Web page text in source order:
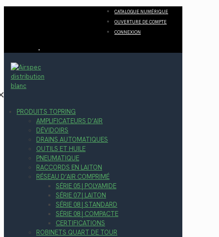
CATALOGUE NUMÉRIQUE
OUVERTURE DE COMPTE
CONNEXION
PRODUITS TOPRING
AMPLIFICATEURS D’AIR
DÉVIDOIRS
DRAINS AUTOMATIQUES
OUTILS ET HUILE
PNEUMATIQUE
RACCORDS EN LAITON
RÉSEAU D’AIR COMPRIMÉ
SÉRIE 05 | POLYAMIDE
SÉRIE 07 | LAITON
SÉRIE 08 | STANDARD
SÉRIE 08 | COMPACTE
CERTIFICATIONS
ROBINETS QUART DE TOUR